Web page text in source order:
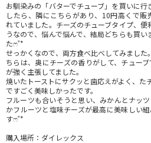
お馴染みの「バターでチューブ」を買いに行
したら、隣にこちらがあり、10円高くで販
れていました。チーズのチューブタイプ、便
うなので、悩んで悩んで、結局どちらも買い
たෆ˚*
せっかくなので、両方食べ比べしてみました
ちらは、奥にチーズの香りがして、チュー
が強く主張してました。
焼いたトーストにサクッと歯応えがよく、た
ですごく美味しかったです。
フルーツも合いそうと思い、みかんとナッ
かフルーツと塩味チーズが最高に美味しい
すෆ˚*
購入場所：ダイレックス